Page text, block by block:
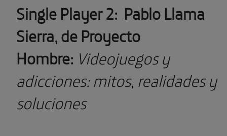
Single Player 2: Pablo Llama
Sierra, de Proyecto
Hombre: Videojuegos y
adicciones: mitos, realidades y
soluciones